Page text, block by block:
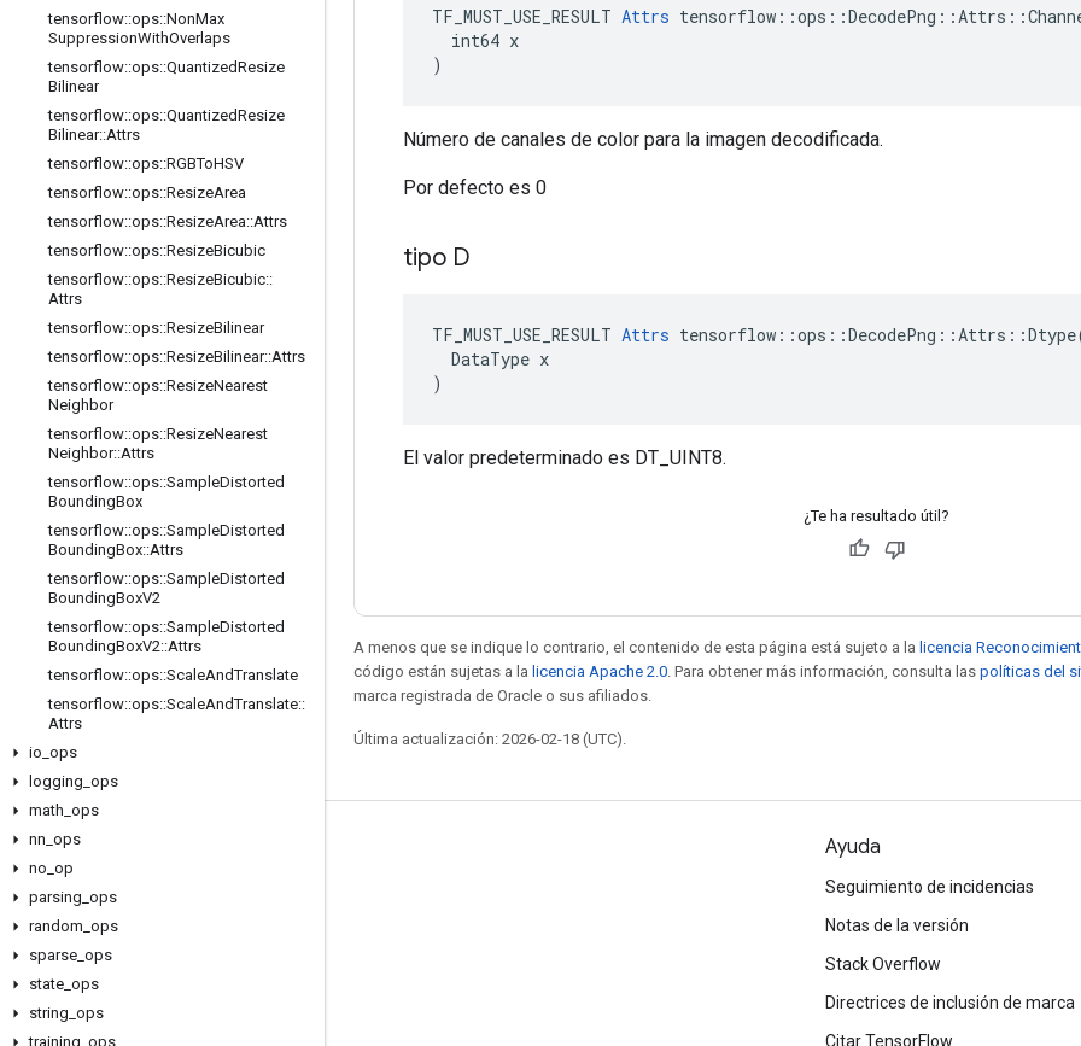
tensorflow::ops::NonMax
SuppressionWithOverlaps
tensorflow::ops::QuantizedResize
Bilinear
tensorflow::ops::QuantizedResize
Bilinear::Attrs
tensorflow::ops::RGBToHSV
tensorflow::ops::ResizeArea
tensorflow::ops::ResizeArea::Attrs
tensorflow::ops::ResizeBicubic
tensorflow::ops::ResizeBicubic::
Attrs
tensorflow::ops::ResizeBilinear
tensorflow::ops::ResizeBilinear::Attrs
tensorflow::ops::ResizeNearest
Neighbor
tensorflow::ops::ResizeNearest
Neighbor::Attrs
tensorflow::ops::SampleDistorted
BoundingBox
tensorflow::ops::SampleDistorted
BoundingBox::Attrs
tensorflow::ops::SampleDistorted
BoundingBoxV2
tensorflow::ops::SampleDistorted
BoundingBoxV2::Attrs
tensorflow::ops::ScaleAndTranslate
tensorflow::ops::ScaleAndTranslate::
Attrs
io ops
logging ops
math ops
nn ops
no op
parsing ops
random ops
sparse ops
state ops
string ops
training ops
TF_MUST_USE_RESULT Attrs
  int64 x
)
Número de canales de color para la imagen decodificada.
Por defecto es 0
tipo D
TF_MUST_USE_RESULT Attrs tensorflow ::ops ::DecodePng ::Attrs ::Dtype
DataType x
)
El valor predeterminado es DT_UINT8.
¿Te ha resultado útil?
A menos que se indique lo contrario, el contenido de esta página está sujeto a la licencia
código están sujetas a la licencia Apache 2.0 . Para obtener más información, consulta las políticas del
marca registrada de Oracle o sus afiliados.
Última actualización: 2026-02-18 (UTC).
Seguir conectado
Foro
GitHub
YouTube
Ayuda
Seguimiento de incidencias
Notas de la versión
Stack Overflow
Directrices de inclusión de marca
Citar TensorFlow